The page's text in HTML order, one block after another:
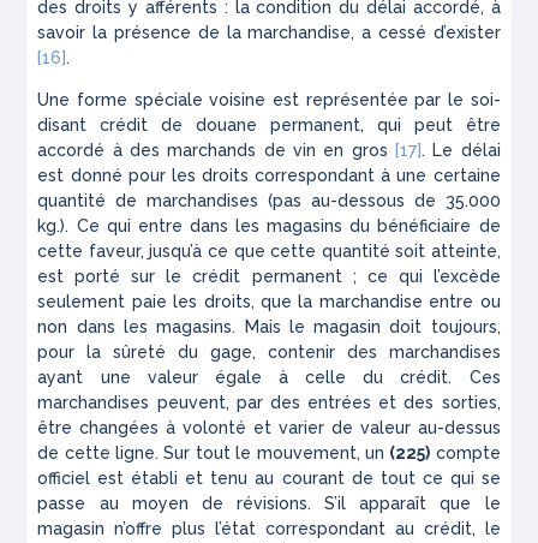
des droits y afférents : la con­dition du délai accordé, à
savoir la présence de la marchandise, a cessé d’exister
[16].
Une forme spéciale voisine est représentée par le soi-
disant crédit de douane permanent, qui peut être
accordé à des marchands de vin en gros [17]. Le délai
est donné pour les droits correspondant à une certaine
quantité de marchandises (pas au-dessous de 35.000
kg.). Ce qui entre dans les magasins du bénéficiaire de
cette faveur, jusqu’à ce que cette quan­tité soit atteinte,
est porté sur le crédit permanent ; ce qui l’excède
seulement paie les droits, que la marchandise entre ou
non dans les magasins. Mais le magasin doit toujours,
pour la sûreté du gage, con­tenir des marchandises
ayant une valeur égale à celle du crédit. Ces
marchandises peuvent, par des entrées et des sorties,
être changées à volonté et varier de valeur au-dessus
de cette ligne. Sur tout le mouvement, un (225) compte
officiel est établi et tenu au courant de tout ce qui se
passe au moyen de révisions. S’il apparaît que le
magasin n’offre plus l’état correspondant au crédit, le